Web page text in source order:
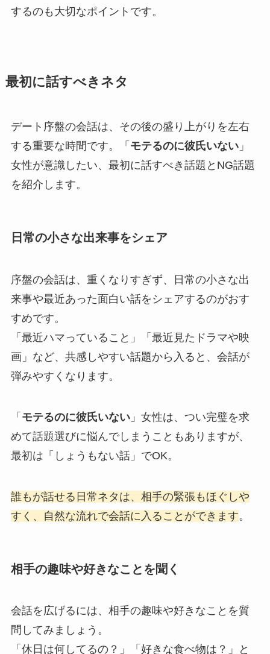
するのも大切なポイントです。
最初に話すべきネタ
デート序盤の会話は、その後の盛り上がりを左右
する重要な時間です。「 モテるのに彼氏いない」
女性が意識したい、最初に話すべき話題とNG話題
を紹介します。
日常の小さな出来事をシェア
序盤の会話は、重くなりすぎず、日常の小さな出
来事や最近あった面白い話をシェアするのがおす
すめです。
「最近ハマっていること」「最近見たドラマや映
画」など、共感しやすい話題から入ると、会話が
弾みやすくなります。
「 モテるのに彼氏いない」女性は、つい完璧を求
めて話題選びに悩んでしまうこともありますが、
最初は「しょうもない話」でOK。
誰もが話せる日常ネタは、相手の緊張もほぐしや
すく、自然な流れで会話に入ることができます。
相手の趣味や好きなことを聞く
会話を広げるには、相手の趣味や好きなことを質
問してみましょう。
「休日は何してるの？」「好きな食べ物は？」と